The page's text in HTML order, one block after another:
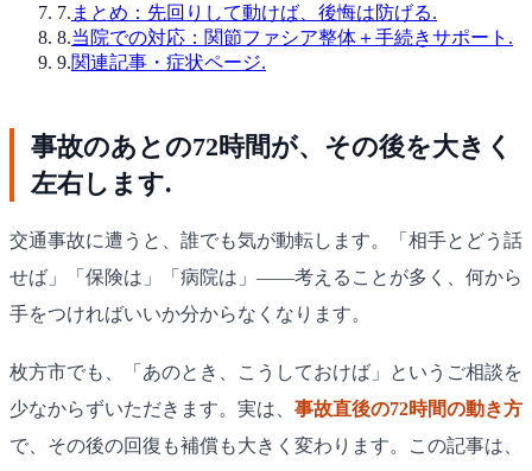
7. まとめ：先回りして動けば、後悔は防げる.
8.当院での対応：関節ファシア整体＋手続きサポート.
9.関連記事・症状ページ.
事故のあとの72時間が、その後を大きく
左右します.
交通事故に遭うと、誰でも気が動転します。「相手とどう話
せば」「保険は」「病院は」——考えることが多く、何から
手をつければいいか分からなくなります。
枚方市でも、「あのとき、こうしておけば」というご相談を
少なからずいただきます。実は、 事故直後の72時間の動き方
で、その後の回復も補償も大きく変わります。この記事は、